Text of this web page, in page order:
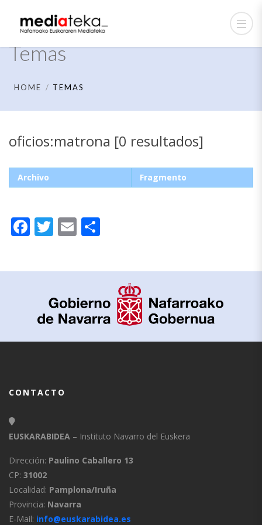
Temas
HOME TEMAS
oficios:matrona [0 resultados]
Archivo Fragmento
Facebook
Twitter
Email
CONTACTO
EUSKARABIDEA – Instituto Navarro del Euskera
Dirección: Paulino Caballero 13
CP: 31002
Localidad: Pamplona/Iruña
Provincia: Navarra
E-Mail: info@euskarabidea.es